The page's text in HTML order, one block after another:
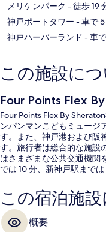
メリケンパーク - 徒歩 19
神戸ポートタワー - 車で
神戸ハーバーランド - 車
この施設に
Four Points Flex
Four Points Flex By
ンパンマンこどもミュージ
す。また、神戸港および阪
す。旅行者は総合的な施設
はさまざまな公共交通機関
では 10 分、新神戸駅までは
この宿泊施
概要